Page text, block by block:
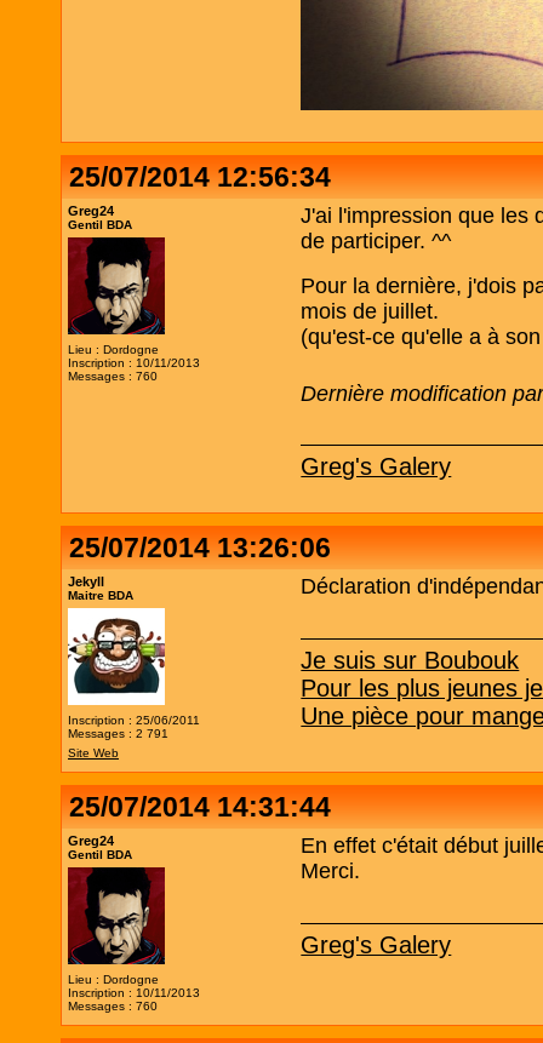
25/07/2014 12:56:34
Greg24
Gentil BDA
Lieu : Dordogne
Inscription : 10/11/2013
Messages : 760
J'ai l'impression que les
de participer. ^^
Pour la dernière, j'dois
mois de juillet.
(qu'est-ce qu'elle a à
Dernière modification
Greg's Galery
25/07/2014 13:26:06
Jekyll
Maitre BDA
Inscription : 25/06/2011
Messages : 2 791
Site Web
Déclaration
Je suis sur Boubouk
Pour les plus jeunes
Une pièce pour
25/07/2014 14:31:44
Greg24
Gentil BDA
Lieu : Dordogne
Inscription : 10/11/2013
Messages : 760
En effet c'était début
Merci.
Greg's Galery